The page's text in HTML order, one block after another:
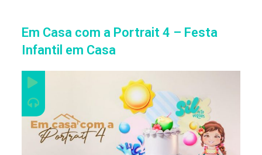
Em Casa com a Portrait 4 – Festa
Infantil em Casa